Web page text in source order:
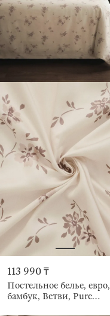
113 990 ₸
Постельное белье, евро,
бамбук, Ветви, Pure